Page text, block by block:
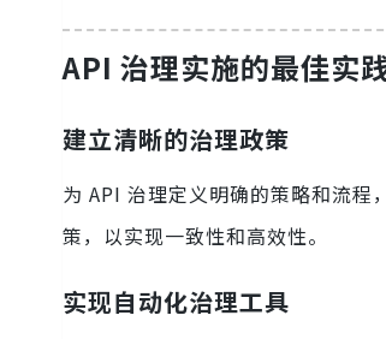
API 治理实施的最佳实
建立清晰的治理政策
为 API 治理定义明确的策略和流程
策，以实现一致性和高效性。
实现自动化治理工具